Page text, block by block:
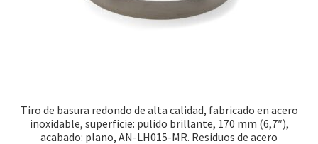
Tiro de basura redondo de alta calidad, fabricado en acero
inoxidable, superficie: pulido brillante, 170 mm (6,7″),
acabado: plano, AN-LH015-MR. Residuos de acero